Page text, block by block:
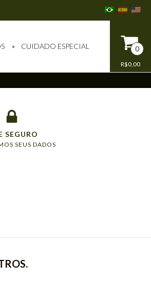
CUIDADO ESPECIAL 0
R$0,00
SEGURO
SEUS DADOS